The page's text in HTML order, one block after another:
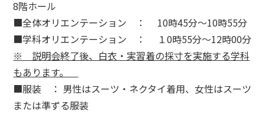
8階ホール
■全体オリエンテーション ： 10時45分～10時55分
■学科オリエンテーション ： １0時55分～12時00分
※ 説明会終了後、白衣・実習着の採寸を実施する学科
もあります。
■服装 ： 男性はスーツ・ネクタイ着用、女性はスーツ
または準ずる服装